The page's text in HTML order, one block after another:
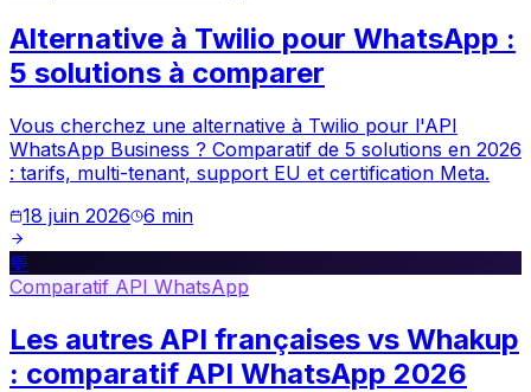
Alternative à Twilio pour WhatsApp :
5 solutions à comparer
Vous cherchez une alternative à Twilio pour l'API
WhatsApp Business ? Comparatif de 5 solutions en 2026
: tarifs, multi-tenant, support EU et certification Meta.
18 juin 2026 6 min
💬
Comparatif API WhatsApp
Les autres API françaises vs Whakup
: comparatif API WhatsApp 2026